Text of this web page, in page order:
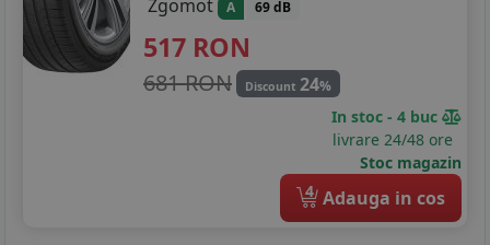
Zgomot A 69 dB
517 RON
681 RON Discount 24%
In stoc - 4 buc
livrare 24/48 ore
Stoc magazin
4 Adauga in cos